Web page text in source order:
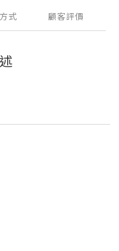
式 顧客評價